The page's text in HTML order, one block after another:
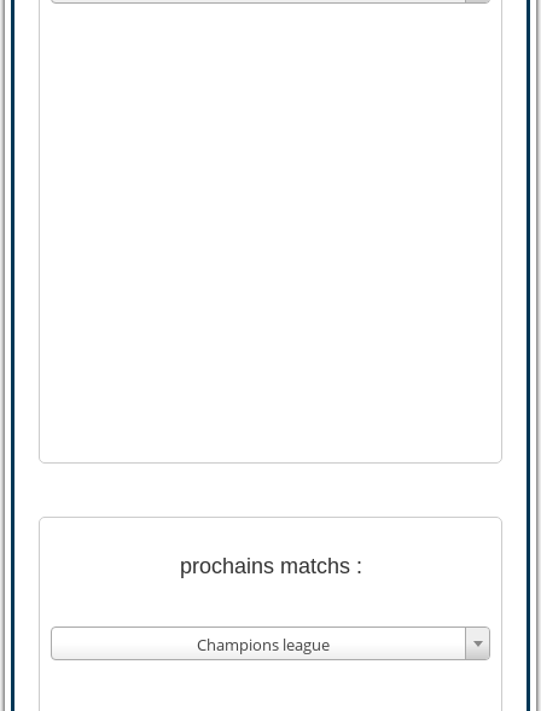
prochains matchs :
Champions league